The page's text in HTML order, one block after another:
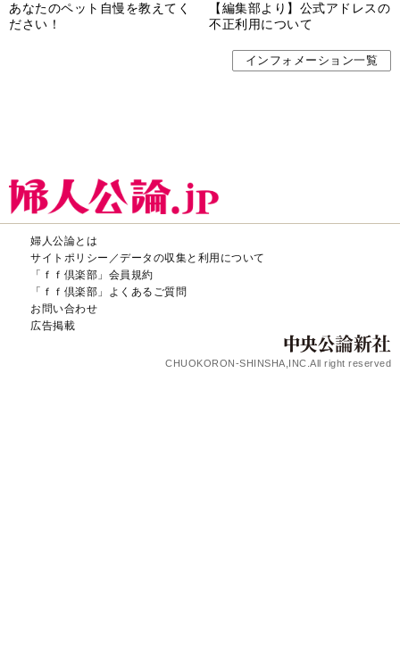
あなたのペット自慢を教えてく
ださい！
【編集部より】公式アドレスの
不正利用について
インフォメーション一覧
婦人公論とは
サイトポリシー／データの収集と利用について
「ｆｆ倶楽部」会員規約
「ｆｆ倶楽部」よくあるご質問
お問い合わせ
広告掲載
CHUOKORON-SHINSHA,INC.All right reserved